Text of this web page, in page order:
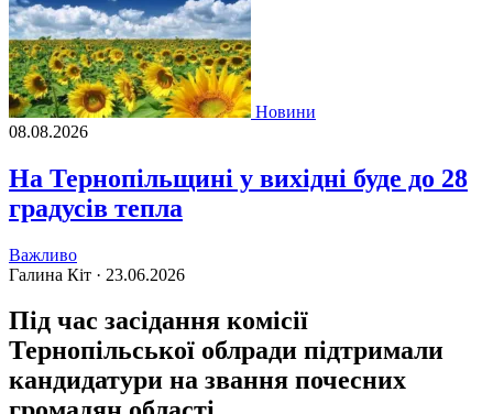
Новини
08.08.2026
На Тернопільщині у вихідні буде до 28
градусів тепла
Важливо
Галина Кіт · 23.06.2026
Під час засідання комісії
Тернопільської облради підтримали
кандидатури на звання почесних